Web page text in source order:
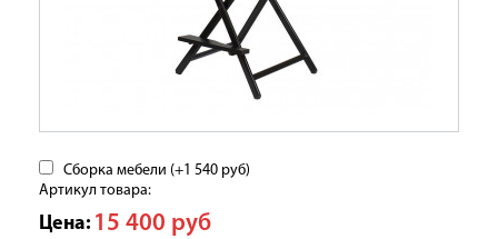
Сборка мебели (+1 540 руб)
Артикул товара:
Цена: 15 400 руб